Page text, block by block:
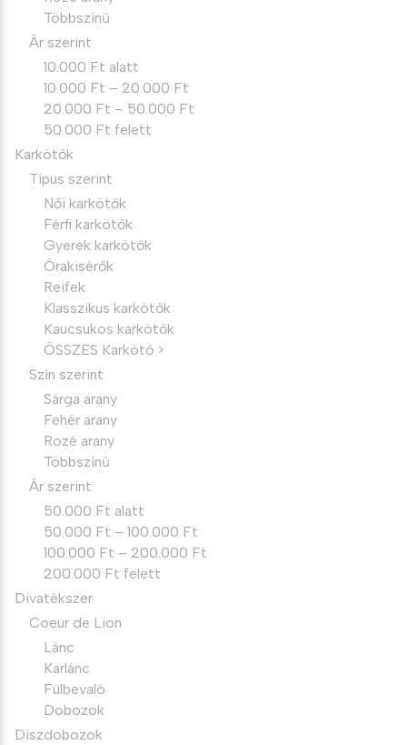
Többszínű
Ár szerint
10.000 Ft alatt
10.000 Ft – 20.000 Ft
20.000 Ft – 50.000 Ft
50.000 Ft felett
Karkötők
Típus szerint
Női karkötők
Férfi karkötők
Gyerek karkötők
Órakisérők
Reifek
Klasszikus karkötők
Kaucsukos karkötők
ÖSSZES Karkötő >
Szín szerint
Sárga arany
Fehér arany
Rozé arany
Többszínű
Ár szerint
50.000 Ft alatt
50.000 Ft – 100.000 Ft
100.000 Ft – 200.000 Ft
200.000 Ft felett
Divatékszer
Coeur de Lion
Lánc
Karlánc
Fülbevaló
Dobozok
Diszdobozok